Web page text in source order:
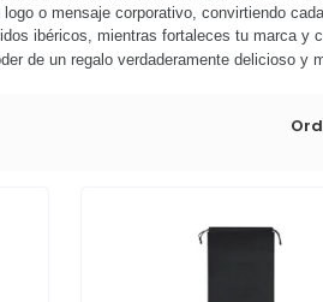
o mensaje corporativo, convirtiendo
ibéricos, mientras fortaleces tu marca y
de un regalo verdaderamente delicioso y